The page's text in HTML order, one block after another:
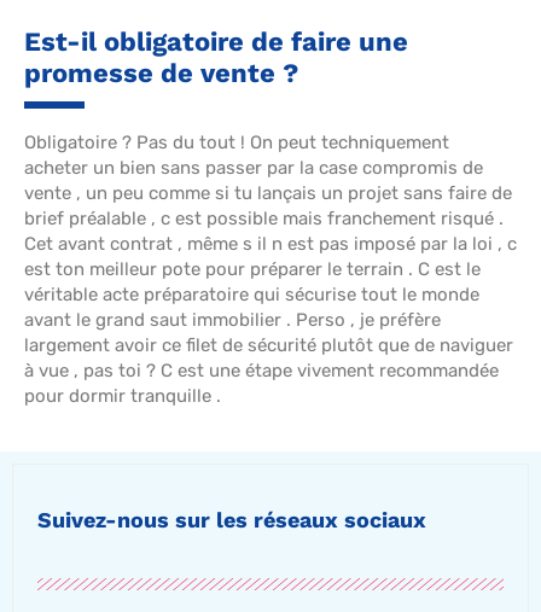
Est-il obligatoire de faire une
promesse de vente ?
Obligatoire ? Pas du tout ! On peut techniquement
acheter un bien sans passer par la case compromis de
vente , un peu comme si tu lançais un projet sans faire de
brief préalable , c est possible mais franchement risqué .
Cet avant contrat , même s il n est pas imposé par la loi , c
est ton meilleur pote pour préparer le terrain . C est le
véritable acte préparatoire qui sécurise tout le monde
avant le grand saut immobilier . Perso , je préfère
largement avoir ce filet de sécurité plutôt que de naviguer
à vue , pas toi ? C est une étape vivement recommandée
pour dormir tranquille .
Suivez-nous sur les réseaux sociaux